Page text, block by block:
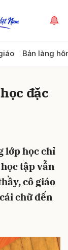
Bản làng
đặc
lớp học chỉ
tập vẫn
cô giáo
chữ đến
Gửi